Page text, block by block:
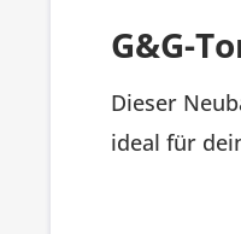
G&G-
Dieser
ideal für